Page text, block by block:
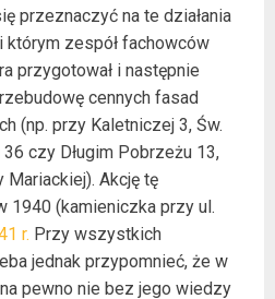
przeznaczyć na te działania
którym zespół fachowców
przygotował i następnie
cennych fasad
(np. przy Kaletniczej 3, Św.
czy Długim Pobrzeżu 13,
Mariackiej). Akcję tę
1940 (kamieniczka przy ul.
r. Przy wszystkich
jednak przypomnieć, że w
pewno nie bez jego wiedzy